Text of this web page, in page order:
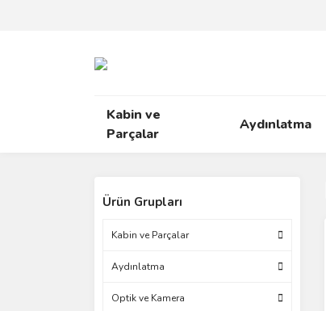
Kabin ve
Parçalar
Aydınlatma
Ürün Grupları
Kabin ve Parçalar
Aydınlatma
Optik ve Kamera